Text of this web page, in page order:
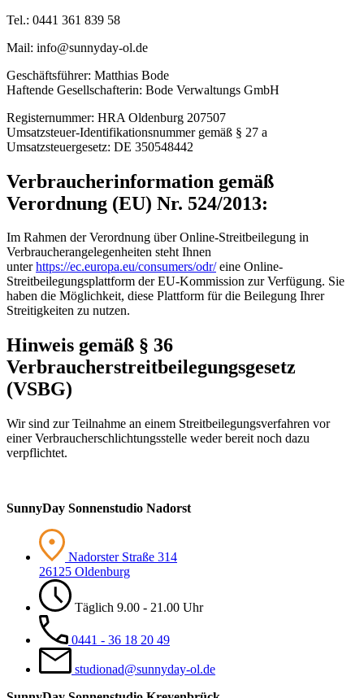
Tel.: 0441 361 839 58
Mail: info@sunnyday-ol.de
Geschäftsführer: Matthias Bode
Haftende Gesellschafterin: Bode Verwaltungs GmbH
Registernummer: HRA Oldenburg 207507
Umsatzsteuer-Identifikationsnummer gemäß § 27 a
Umsatzsteuergesetz: DE 350548442
Verbraucherinformation gemäß
Verordnung (EU) Nr. 524/2013:
Im Rahmen der Verordnung über Online-Streitbeilegung in
Verbraucherangelegenheiten steht Ihnen
unterhttps://ec.europa.eu/consumers/odr/eine Online-
Streitbeilegungsplattform der EU-Kommission zur Verfügung. Sie
haben die Möglichkeit, diese Plattform für die Beilegung Ihrer
Streitigkeiten zu nutzen.
Hinweis gemäß § 36
Verbraucherstreitbeilegungsgesetz
(VSBG)
Wir sind zur Teilnahme an einem Streitbeilegungsverfahren vor
einer Verbraucherschlichtungsstelle weder bereit noch dazu
verpflichtet.
SunnyDay Sonnenstudio Nadorst
Nadorster Straße 314
26125 Oldenburg
Täglich 9.00 - 21.00 Uhr
0441 - 36 18 20 49
studionad@sunnyday-ol.de